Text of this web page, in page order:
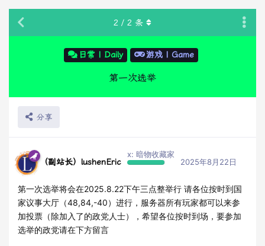
日常 | Daily 游戏 | Game
第一次选举
分享
2 / 2 条
（副站长）lushenEric
x: 暗物收藏家
2025年8月22日
第一次选举将会在2025.8.22下午三点整举行 请各位按时到国
家议事大厅（48,84,-40）进行，服务器所有玩家都可以来参
加投票（除加入了的政党人士），希望各位按时到场，要参加
选举的政党请在下方留言